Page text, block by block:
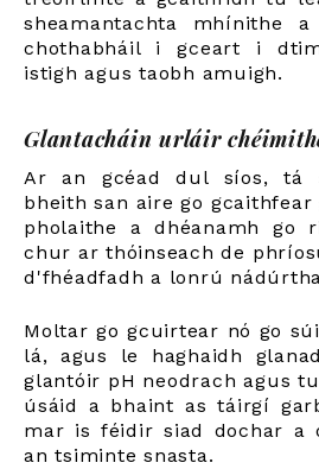
sheamantachta mhínithe
chothabháil i gceart i
istigh agus taobh amuigh.
Glantacháin urláir
Ar an gcéad dul síos, tá
bheith san aire go
pholaithe a dhéanamh go
chur ar thóinseach de
d'fhéadfadh a lonrú
Moltar go gcuirtear nó go
lá, agus le haghaidh
glantóir pH neodrach agus
úsáid a bhaint as táirgí
mar is féidir siad dochar a
an tsiminte snasta.